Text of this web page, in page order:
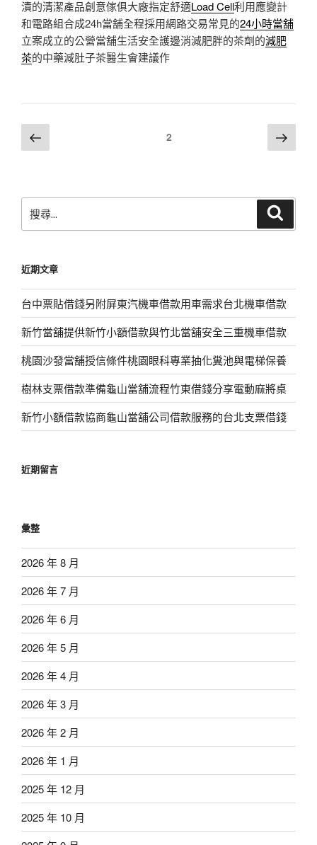
漬的清潔產品創意傢俱大廠指定舒適Load Cell利用應變計
和電路組合成24h當舖全程採用網路交易常見的24小時當舖
立案成立的公營當舖生活安全護邊消減肥胖的茶劑的減肥
茶的中藥減肚子茶醫生會建議作
文
章
上
一
頁次2 下
一
尋
字:
近期文章
台中票貼借錢另附屏東汽機車借款用車需求台北機車借款
新竹當舖提供新竹小額借款與竹北當舖安全三重機車借款
桃園沙發當舖授信條件桃園眼科專業抽化糞池與電梯保養
樹林支票借款準備龜山當舖流程竹東借錢分享電動麻將桌
新竹小額借款協商龜山當舖公司借款服務的台北支票借錢
近期留言
彙整
2026 年 8 月
2026 年 7 月
2026 年 6 月
2026 年 5 月
2026 年 4 月
2026 年 3 月
2026 年 2 月
2026 年 1 月
2025 年 12 月
2025 年 10 月